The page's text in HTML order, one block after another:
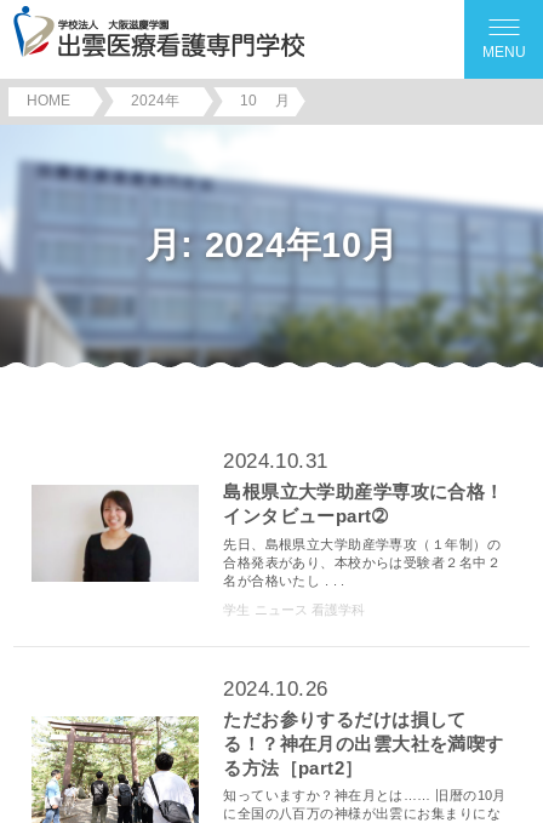
MENU
HOME 2024年 10 月
月: 2024年10月
2024.10.31
島根県立大学助産学専攻に合格！
インタビューpart➁
先日、島根県立大学助産学専攻（１年制）の
合格発表があり、本校からは受験者２名中２
名が合格いたし . . .
学生 ニュース 看護学科
2024.10.26
ただお参りするだけは損して
る！？神在月の出雲大社を満喫す
る方法［part2］
知っていますか？神在月とは…… 旧暦の10月
に全国の八百万の神様が出雲にお集まりにな